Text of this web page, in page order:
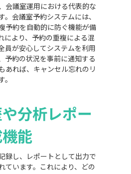
会議室運用における代表的な
。会議室予約システムには、
予約を自動的に防ぐ機能が備
により、予約の重複による混
員が安心してシステムを利用
予約の状況を事前に通知する
あれば、キャンセル忘れのリ
分析レポー
能
録し、レポートとして出力で
ています。これにより、どの